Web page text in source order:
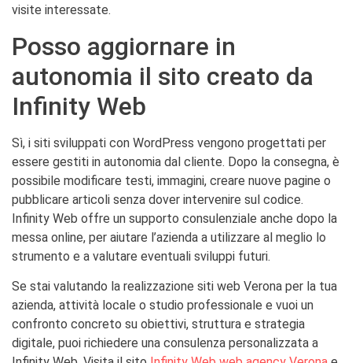
visite interessate.
Posso aggiornare in
autonomia il sito creato da
Infinity Web
Sì, i siti sviluppati con WordPress vengono progettati per
essere gestiti in autonomia dal cliente. Dopo la consegna, è
possibile modificare testi, immagini, creare nuove pagine o
pubblicare articoli senza dover intervenire sul codice.
Infinity Web offre un supporto consulenziale anche dopo la
messa online, per aiutare l’azienda a utilizzare al meglio lo
strumento e a valutare eventuali sviluppi futuri.
Se stai valutando la realizzazione siti web Verona per la tua
azienda, attività locale o studio professionale e vuoi un
confronto concreto su obiettivi, struttura e strategia
digitale, puoi richiedere una consulenza personalizzata a